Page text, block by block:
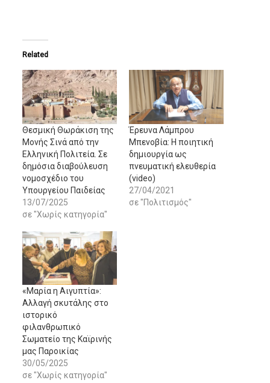
Related
Θεσμική Θωράκιση της
Μονής Σινά από την
Ελληνική Πολιτεία. Σε
δημόσια διαβούλευση
νομοσχέδιο του
Υπουργείου Παιδείας
13/07/2025
σε "Χωρίς κατηγορία"
Έρευνα Λάμπρου
Μπενοβία: Η ποιητική
δημιουργία ως
πνευματική ελευθερία
(video)
27/04/2021
σε "Πολιτισμός"
«Μαρία η Αιγυπτία»:
Αλλαγή σκυτάλης στο
ιστορικό
φιλανθρωπικό
Σωματείο της Καϊρινής
μας Παροικίας
30/05/2025
σε "Χωρίς κατηγορία"